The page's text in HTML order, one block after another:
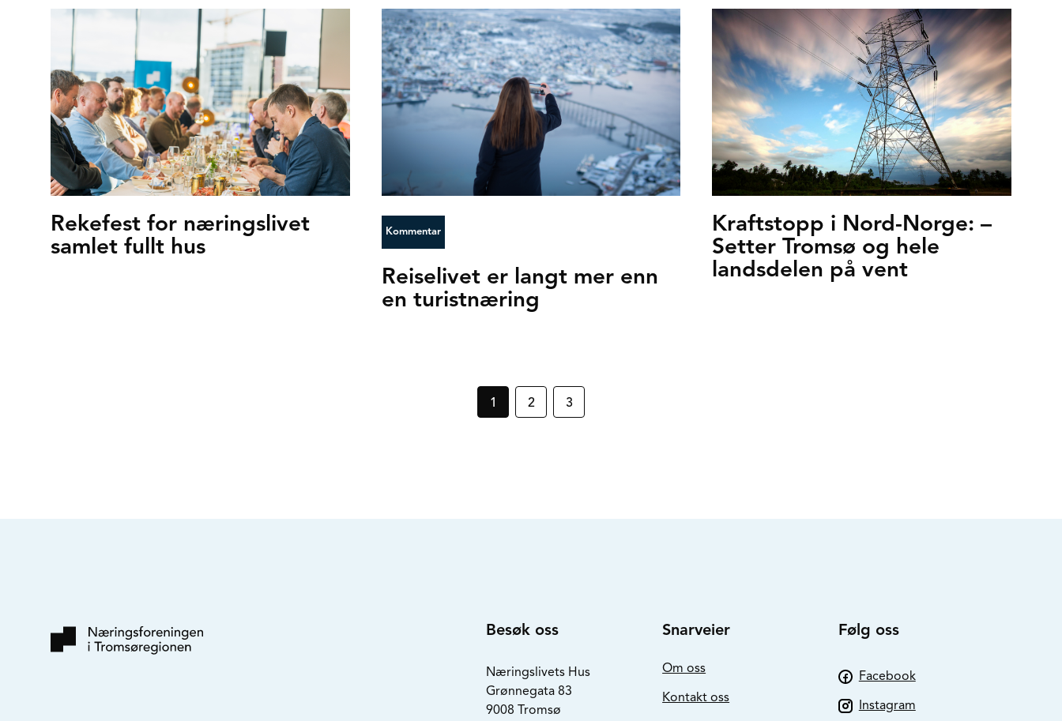
Rekefest for næringslivet
samlet fullt hus
Kommentar
Reiselivet er langt mer enn
en turistnæring
Kraftstopp i Nord-Norge: –
Setter Tromsø og hele
landsdelen på vent
1 2 3
Besøk oss
Næringslivets Hus
Grønnegata 83
9008 Tromsø
Snarveier
Om oss
Kontakt oss
Følg oss
Facebook
Instagram